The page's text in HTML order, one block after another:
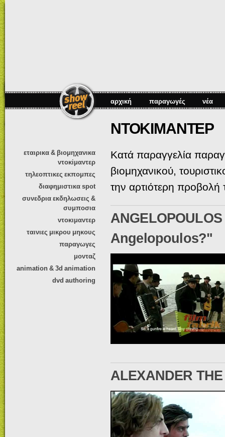
αρχική παραγωγές νέα
εταιρικα & βιομηχανικα
ντοκiμαντερ
τηλεοπτικες εκπομπες
διαφημιστικα spot
συνεδρια εκδηλωσεις &
συμποσια
ντοκιμαντερ
ταινιες μικρου μηκους
παραγωγες
μονταζ
animation & 3d animation
dvd authoring
ΝΤΟΚΙΜΑΝΤΕΡ
Κατά παραγγελία
βιομηχανικού,
την αρτιότερη προβολή
Angelopoulos?"
ALEXANDER